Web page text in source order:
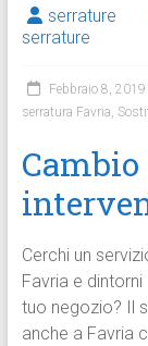
serrature
serrature
Febbraio 8, 2019
serratura Favria,
Cerchi un
Favria e
tuo negozio? Il
anche a Favria